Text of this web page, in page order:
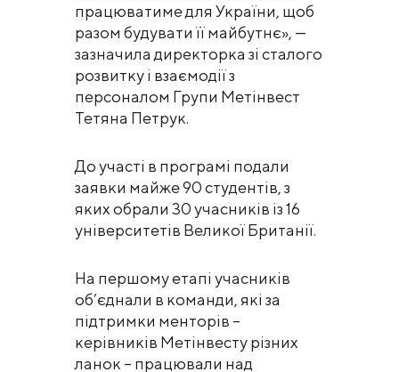
працюватиме для України, щоб
разом будувати її майбутнє», —
зазначила директорка зі сталого
розвитку і взаємодії з
персоналом Групи Метінвест
Тетяна Петрук.
До участі в програмі подали
заявки майже 90 студентів, з
яких обрали 30 учасників із 16
університетів Великої Британії.
На першому етапі учасників
об’єднали в команди, які за
підтримки менторів –
керівників Метінвесту різних
ланок – працювали над